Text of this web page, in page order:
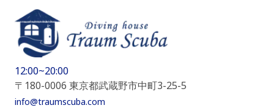
12:00~20:00
〒180-0006 東京都武蔵野市中町3-25-5
info@traumscuba.com